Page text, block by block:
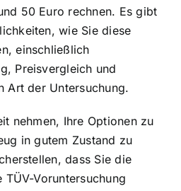
50 Euro rechnen. Es gibt
wie Sie diese
einschließlich
Preisvergleich und
Art der Untersuchung.
nehmen, Ihre Optionen zu
in gutem Zustand zu
dass Sie die
Voruntersuchung